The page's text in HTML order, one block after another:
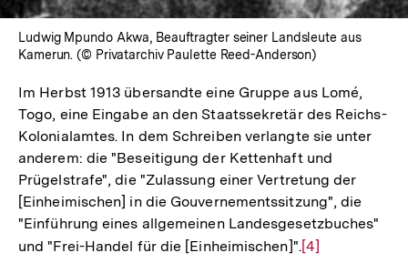
Ludwig Mpundo Akwa, Beauftragter seiner Landsleute aus
Kamerun. (© Privatarchiv Paulette Reed-Anderson)
Im Herbst 1913 übersandte eine Gruppe aus Lomé,
Togo, eine Eingabe an den Staatssekretär des Reichs-
Kolonialamtes. In dem Schreiben verlangte sie unter
anderem: die "Beseitigung der Kettenhaft und
Prügelstrafe", die "Zulassung einer Vertretung der
[Einheimischen] in die Gouvernementssitzung", die
"Einführung eines allgemeinen Landesgesetzbuches"
und "Frei-Handel für die [Einheimischen]".Zur
[4]